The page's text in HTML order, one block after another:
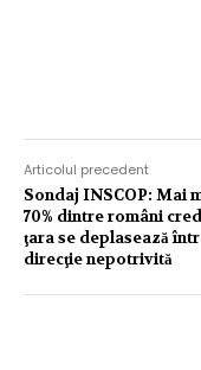
Articolul precedent
Sondaj INSCOP: Mai
70% dintre români
ţara se deplasează
direcţie nepotrivită